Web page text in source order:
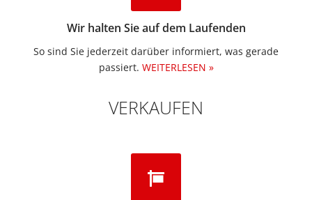
Wir halten Sie auf dem Laufenden
So sind Sie jederzeit darüber informiert, was gerade
passiert. WEITERLESEN »
VERKAUFEN